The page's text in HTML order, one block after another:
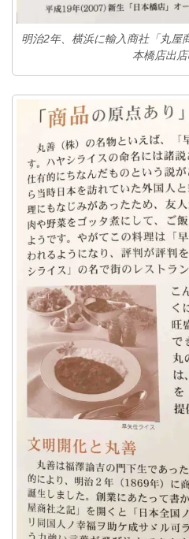
明治2年、横浜に輸入商社「丸屋
本橋店出